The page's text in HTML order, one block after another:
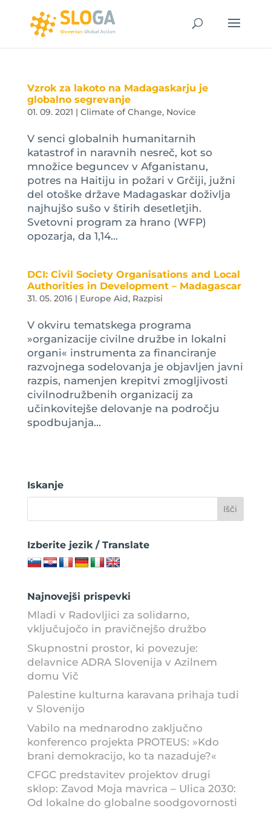
Vzrok za lakoto na Madagaskarju je
globalno segrevanje
01. 09. 2021 | Climate of Change, Novice
V senci globalnih humanitarnih
katastrof in naravnih nesreč, kot so
množice beguncev v Afganistanu,
potres na Haitiju in požari v Grčiji, južni
del otoške države Madagaskar doživlja
najhujšo sušo v štirih desetletjih.
Svetovni program za hrano (WFP)
opozarja, da 1,14...
DCI: Civil Society Organisations and Local
Authorities in Development – Madagascar
31. 05. 2016| Europe Aid, Razpisi
V okviru tematskega programa
»organizacije civilne družbe in lokalni
organi« instrumenta za financiranje
razvojnega sodelovanja je objavljen javni
razpis, namenjen krepitvi zmogljivosti
civilnodružbenih organizacij za
učinkovitejše delovanje na področju
spodbujanja...
Iskanje
Izberite jezik / Translate
Najnovejši prispevki
Mladi v Radovljici za solidarno,
vključujočo in pravičnejšo družbo
Skupnostni prostor, ki povezuje:
delavnice ADRA Slovenija v Azilnem
domu Vič
Palestine kulturna karavana prihaja tudi
v Slovenijo
Vabilo na mednarodno zaključno
konferenco projekta PROTEUS: »Kdo
brani demokracijo, ko ta nazaduje?«
CFGC predstavitev projektov drugi
sklop: Zavod Moja mavrica – Ulica 2030:
Od lokalne do globalne soodgovornosti